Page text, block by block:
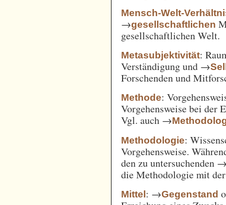
Mensch-Welt-
→gesellschaftlichen
gesellschaftlichen Welt.
Metasubjektivität:
Verständigung und →
Forschenden und
Methode:
Vorgehensweise bei der
Vgl. auch →
Methodologie:
Vorgehensweise.
den zu untersuchenden
die Methodologie mit
Mittel: →Gegenstand